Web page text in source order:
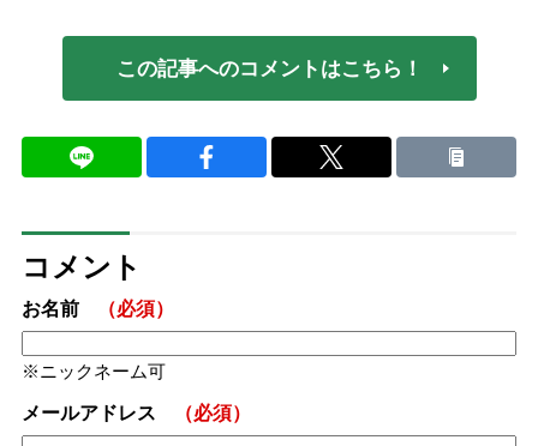
この記事へのコメントはこちら！
コメント
お名前 （必須）
ニックネーム可
メールアドレス （必須）